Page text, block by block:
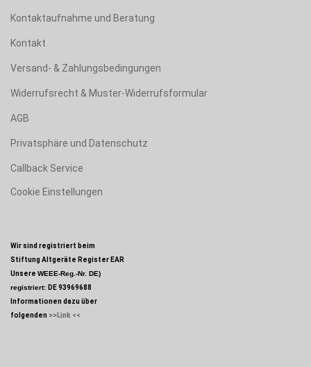
Kontaktaufnahme und Beratung
Kontakt
Versand- & Zahlungsbedingungen
Widerrufsrecht & Muster-Widerrufsformular
AGB
Privatsphäre und Datenschutz
Callback Service
Cookie Einstellungen
Wir sind registriert beim
Stiftung Altgeräte Register EAR
Unsere WEEE-Reg.-Nr. DE)
registriert: DE 93969688
Informationen dazu über
folgenden >>Link <<